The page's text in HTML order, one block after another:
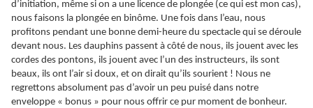
d’initiation, même si on a une licence de plongée (ce qui est mon cas),
nous faisons la plongée en binôme. Une fois dans l’eau, nous
profitons pendant une bonne demi-heure du spectacle qui se déroule
devant nous. Les dauphins passent à côté de nous, ils jouent avec les
cordes des pontons, ils jouent avec l’un des instructeurs, ils sont
beaux, ils ont l’air si doux, et on dirait qu’ils sourient ! Nous ne
regrettons absolument pas d’avoir un peu puisé dans notre
enveloppe « bonus » pour nous offrir ce pur moment de bonheur.